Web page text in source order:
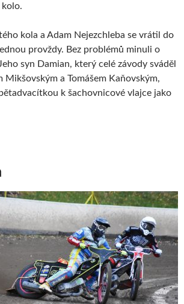
kolo.
kola a Adam Nejezchleba se vrátil do
provždy. Bez problémů minuli o
syn Damian, který celé závody sváděl
Mikšovským a Tomášem Kaňovským,
k šachovnicové vlajce jako